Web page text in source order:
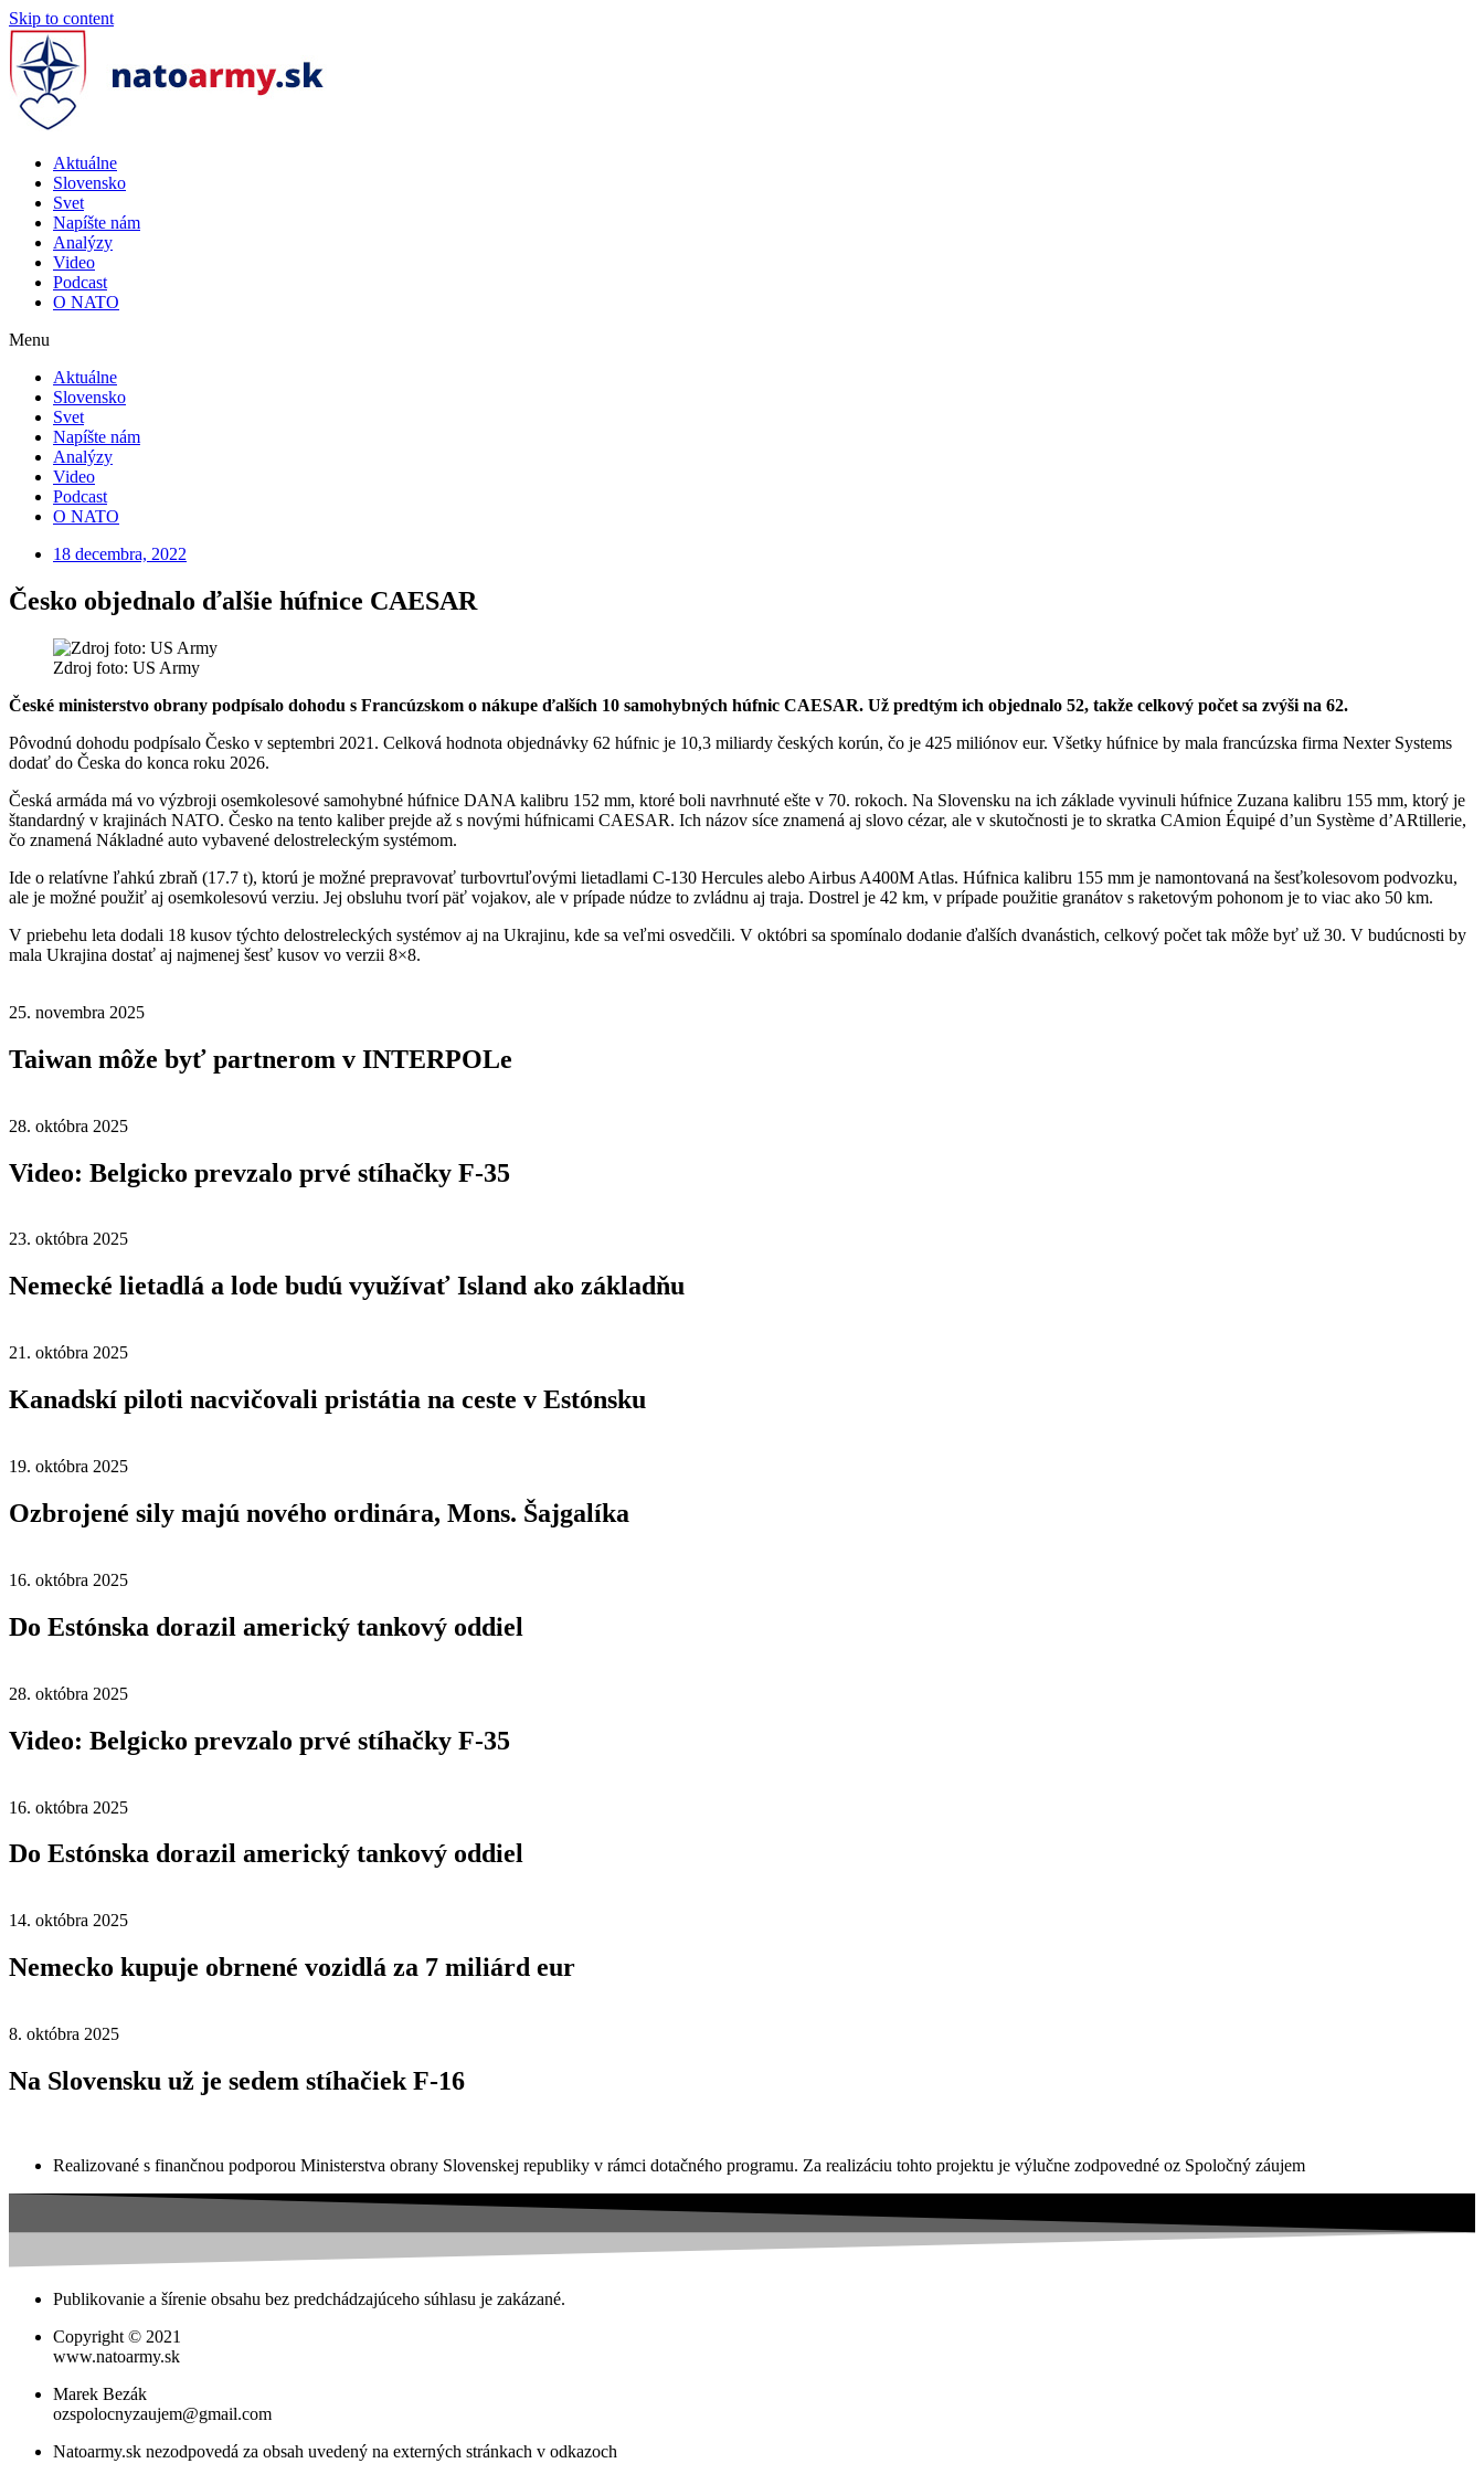
Skip to content
Aktuálne
Slovensko
Svet
Napíšte nám
Analýzy
Video
Podcast
O NATO
Menu
Aktuálne
Slovensko
Svet
Napíšte nám
Analýzy
Video
Podcast
O NATO
18 decembra, 2022
Česko objednalo ďalšie húfnice CAESAR
Zdroj foto: US Army
České ministerstvo obrany podpísalo dohodu s Francúzskom o nákupe ďalších 10 samohybných húfnic CAESAR. Už predtým ich objednalo 52, takže celkový počet sa zvýši na 62.
Pôvodnú dohodu podpísalo Česko v septembri 2021. Celková hodnota objednávky 62 húfnic je 10,3 miliardy českých korún, čo je 425 miliónov eur. Všetky húfnice by mala francúzska firma Nexter Systems
dodať do Česka do konca roku 2026.
Česká armáda má vo výzbroji osemkolesové samohybné húfnice DANA kalibru 152 mm, ktoré boli navrhnuté ešte v 70. rokoch. Na Slovensku na ich základe vyvinuli húfnice Zuzana kalibru 155 mm, ktorý je
štandardný v krajinách NATO. Česko na tento kaliber prejde až s novými húfnicami CAESAR. Ich názov síce znamená aj slovo cézar, ale v skutočnosti je to skratka CAmion Équipé d’un Système d’ARtillerie,
čo znamená Nákladné auto vybavené delostreleckým systémom.
Ide o relatívne ľahkú zbraň (17.7 t), ktorú je možné prepravovať turbovrtuľovými lietadlami C-130 Hercules alebo Airbus A400M Atlas. Húfnica kalibru 155 mm je namontovaná na šesťkolesovom podvozku,
ale je možné použiť aj osemkolesovú verziu. Jej obsluhu tvorí päť vojakov, ale v prípade núdze to zvládnu aj traja. Dostrel je 42 km, v prípade použitie granátov s raketovým pohonom je to viac ako 50 km.
V priebehu leta dodali 18 kusov týchto delostreleckých systémov aj na Ukrajinu, kde sa veľmi osvedčili. V októbri sa spomínalo dodanie ďalších dvanástich, celkový počet tak môže byť už 30. V budúcnosti by
mala Ukrajina dostať aj najmenej šesť kusov vo verzii 8×8.
25. novembra 2025
Taiwan môže byť partnerom v INTERPOLe
28. októbra 2025
Video: Belgicko prevzalo prvé stíhačky F-35
23. októbra 2025
Nemecké lietadlá a lode budú využívať Island ako základňu
21. októbra 2025
Kanadskí piloti nacvičovali pristátia na ceste v Estónsku
19. októbra 2025
Ozbrojené sily majú nového ordinára, Mons. Šajgalíka
16. októbra 2025
Do Estónska dorazil americký tankový oddiel
28. októbra 2025
Video: Belgicko prevzalo prvé stíhačky F-35
16. októbra 2025
Do Estónska dorazil americký tankový oddiel
14. októbra 2025
Nemecko kupuje obrnené vozidlá za 7 miliárd eur
8. októbra 2025
Na Slovensku už je sedem stíhačiek F-16
Realizované s finančnou podporou Ministerstva obrany Slovenskej republiky v rámci dotačného programu. Za realizáciu tohto projektu je výlučne zodpovedné oz Spoločný záujem
Publikovanie a šírenie obsahu bez predchádzajúceho súhlasu je zakázané.
Copyright © 2021
www.natoarmy.sk
Marek Bezák
ozspolocnyzaujem@gmail.com
Natoarmy.sk nezodpovedá za obsah uvedený na externých stránkach v odkazoch